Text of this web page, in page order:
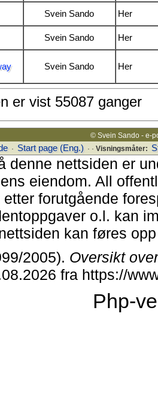
Svein Sando
Her
Svein Sando
Her
Svein Sando Her
er vist 55087 ganger
© Svein Sando - e-
· Start page (Eng.) · · Visningsmåter:
denne nettsiden er
eiendom. All
forutgående
o.l. kan
kan føres
2005). Oversikt
fra https://
Php-